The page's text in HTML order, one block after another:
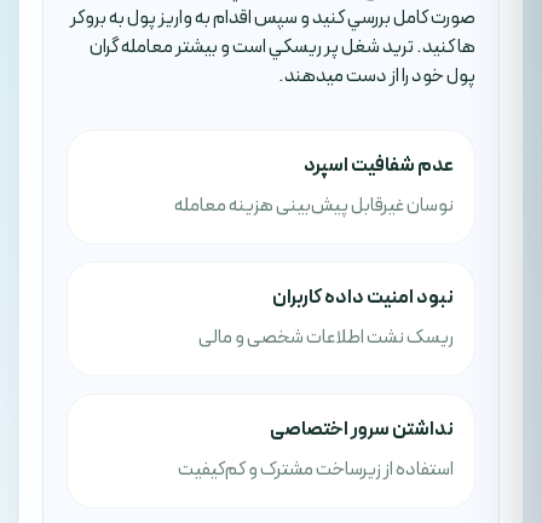
صورت کامل بررسي کنيد و سپس اقدام به واريز پول به بروکر
ها کنيد. تريد شغل پر ريسکي است و بيشتر معامله گران
پول خود را از دست ميدهند.
عدم شفافیت اسپرد
نوسان غیرقابل پیش‌بینی هزینه معامله
نبود امنیت داده کاربران
ریسک نشت اطلاعات شخصی و مالی
نداشتن سرور اختصاصی
استفاده از زیرساخت مشترک و کم‌کیفیت